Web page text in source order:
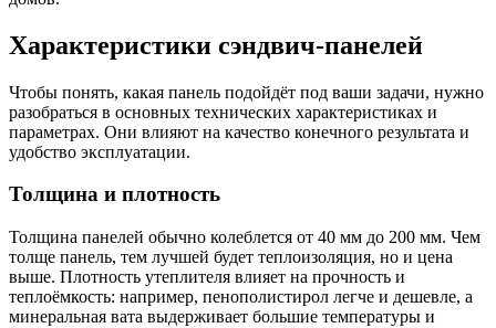
Характеристики сэндвич-панелей
Чтобы понять, какая панель подойдёт под ваши задачи, нужно
разобраться в основных технических характеристиках и
параметрах. Они влияют на качество конечного результата и
удобство эксплуатации.
Толщина и плотность
Толщина панелей обычно колеблется от 40 мм до 200 мм. Чем
толще панель, тем лучшей будет теплоизоляция, но и цена
выше. Плотность утеплителя влияет на прочность и
теплоёмкость: например, пенополистирол легче и дешевле, а
минеральная вата выдерживает большие температуры и